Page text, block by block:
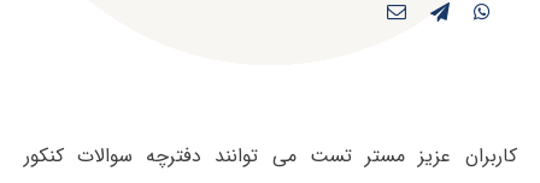
کاربران عزیز مستر تست می توانند دفترچه سوالات کنکور